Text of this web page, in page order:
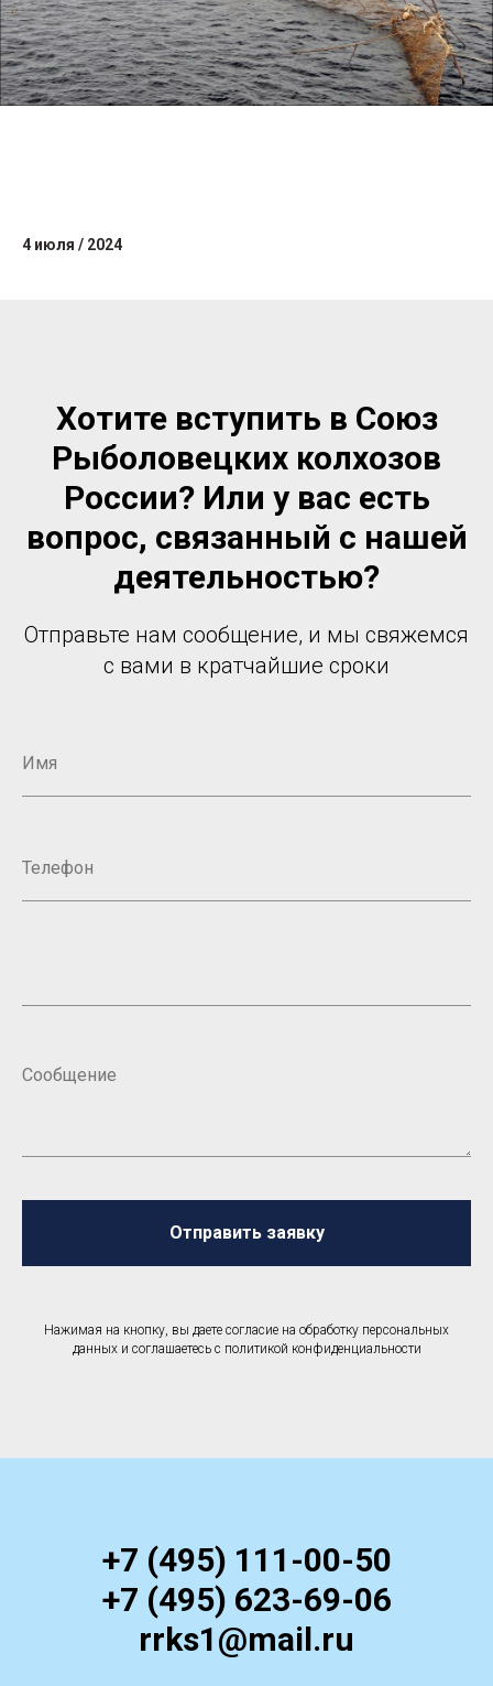
4 июля / 2024
Хотите вступить в Союз
Рыболовецких колхозов
России? Или у вас есть
вопрос, связанный с нашей
деятельностью?
Отправьте нам сообщение, и мы свяжемся
с вами в кратчайшие сроки
Отправить заявку
Нажимая на кнопку, вы даете согласие на обработку персональных
данных и соглашаетесь c политикой конфиденциальности
+7 (495) 111-00-50
+7 (495) 623-69-06
rrks1@mail.ru